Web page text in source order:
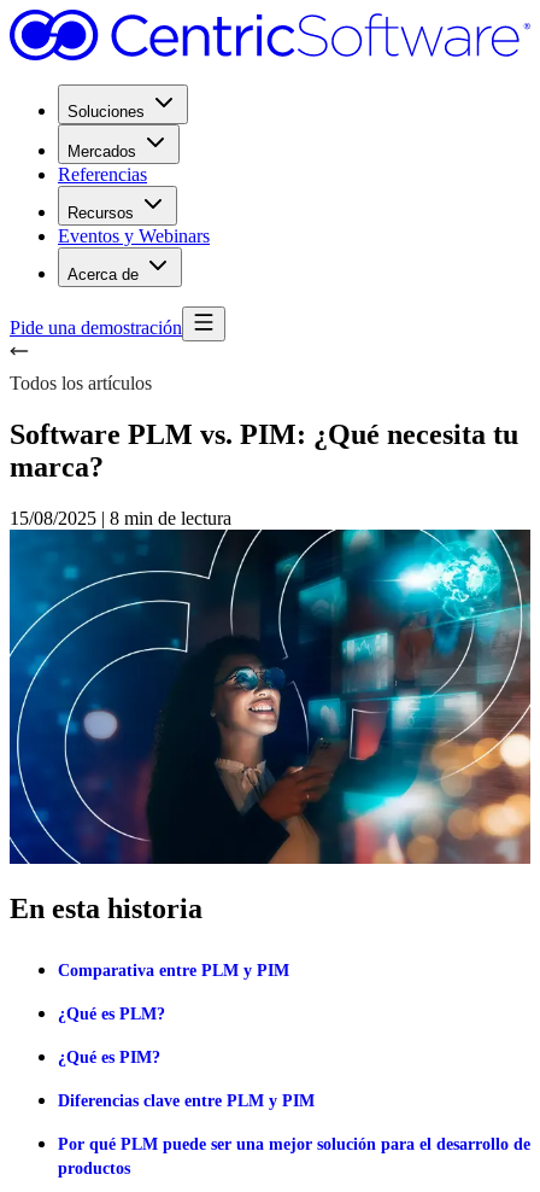
Soluciones
Mercados
Referencias
Recursos
Eventos y Webinars
Acerca de
Pide una demostración
Todos los artículos
Software PLM vs. PIM: ¿Qué necesita tu
marca?
15/08/2025 | 8 min de lectura
En esta historia
Comparativa entre PLM y PIM
¿Qué es PLM?
¿Qué es PIM?
Diferencias clave entre PLM y PIM
Por qué PLM puede ser una mejor solución para el desarrollo de
productos